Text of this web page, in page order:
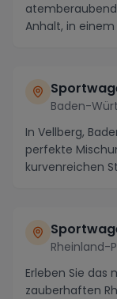
Anhalt, in
Baden-
In Vellberg,
perfekte
kurvenreichen
Rheinland-
Erleben Sie
zauberhaften